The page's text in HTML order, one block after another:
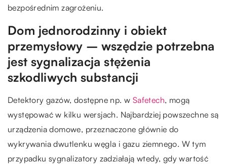
bezpośrednim zagrożeniu.
Dom jednorodzinny i obiekt
przemysłowy – wszędzie potrzebna
jest sygnalizacja stężenia
szkodliwych substancji
Detektory gazów, dostępne np. w Safetech, mogą
występować w kilku wersjach. Najbardziej powszechne są
urządzenia domowe, przeznaczone głównie do
wykrywania dwutlenku węgla i gazu ziemnego. W tym
przypadku sygnalizatory zadziałają wtedy, gdy wartość